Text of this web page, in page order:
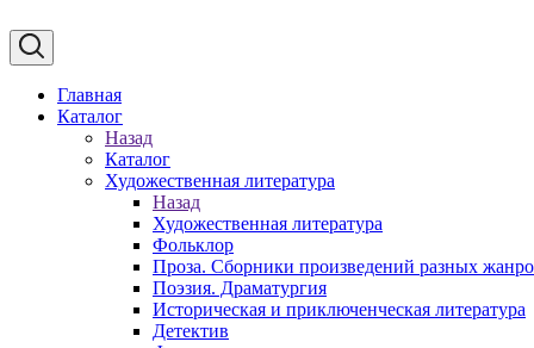
Главная
Каталог
Назад
Каталог
Художественная литература
Назад
Художественная литература
Фольклор
Проза. Сборники произведений разных
Поэзия. Драматургия
Историческая и приключенческая литература
Детектив